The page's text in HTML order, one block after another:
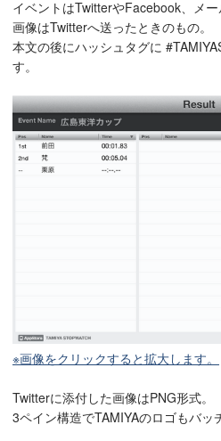
イベントはTwitterやFacebook、メー
画像はTwitterへ送ったときのもの。
本文の後にハッシュタグに
す。
※画像をクリックすると拡大します。
Twitterに添付した画像はPNG形式。
3ペイン構造でTAMIYAのロゴもバッ